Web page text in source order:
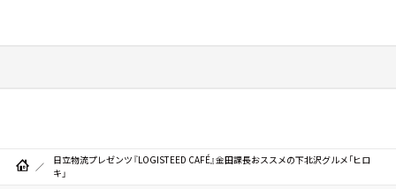
日立物流プレゼンツ『LOGISTEED CAFÉ』金田課長おススメの下北沢グルメ「ヒロ
キ」